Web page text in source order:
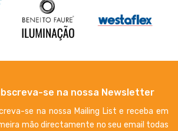
se na nossa Newsletter
se na nossa Mailing List e receba em
mão directamente no seu email todas